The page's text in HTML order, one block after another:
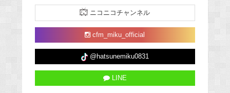
ニコニコチャンネル
cfm_miku_official
@hatsunemiku0831
LINE